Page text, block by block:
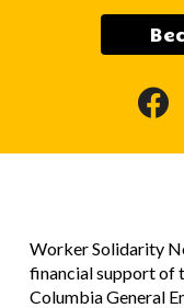
Worker Solidarity
financial support of
Columbia General